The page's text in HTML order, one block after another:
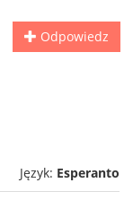
Odpowiedz
Język: Esperanto